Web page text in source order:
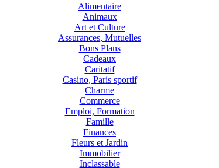
Alimentaire
Animaux
Art et Culture
Assurances, Mutuelles
Bons Plans
Cadeaux
Caritatif
Casino, Paris sportif
Charme
Commerce
Emploi, Formation
Famille
Finances
Fleurs et Jardin
Immobilier
Inclassable